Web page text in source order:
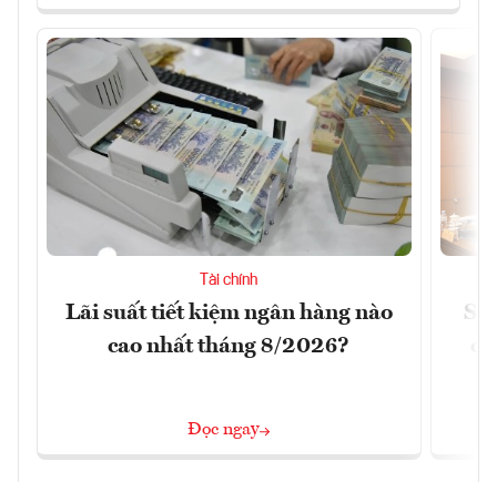
Tài chính
Lãi suất tiết kiệm ngân hàng nào
cao nhất tháng 8/2026?
Đọc ngay